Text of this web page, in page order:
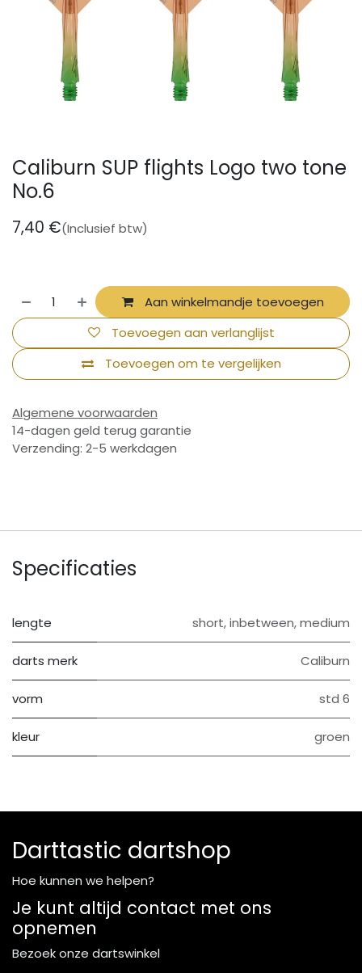
Caliburn SUP flights Logo two tone
No.6
7,40 €(Inclusief btw)
Aan winkelmandje toevoegen
Toevoegen om te vergelijken
Toevoegen aan verlanglijst
Algemene voorwaarden
14-dagen geld terug garantie
Verzending: 2-5 werkdagen
Specificaties
lengte short,inbetween,medium
darts merk Caliburn
vorm std 6
kleur groen
Darttastic dartshop
Hoe kunnen we helpen?
Je kunt altijd contact met ons
opnemen
Bezoek onze dartswinkel